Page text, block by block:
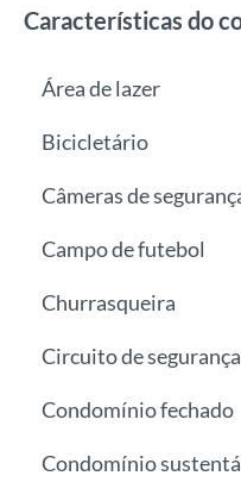
Características do
Área de lazer
Bicicletário
Câmeras de
Campo de futebol
Churrasqueira
Circuito de segurança
Condomínio fechado
Condomínio